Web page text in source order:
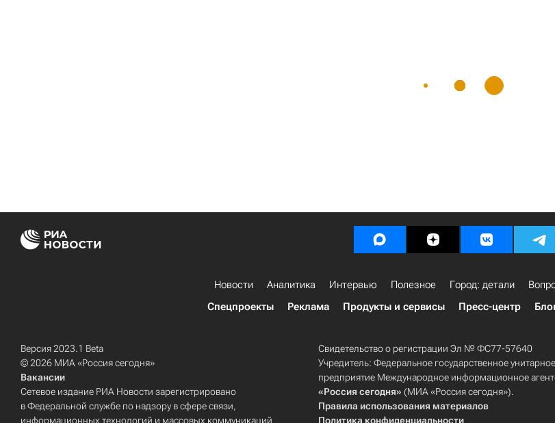
Новости Аналитика Интервью Полезное Город: детали
Спецпроекты
Реклама Продукты и сервисы Пресс-центр
Версия 2023.1 Beta
© 2026 МИА «Россия сегодня»
Вакансии
Сетевое издание РИА Новости зарегистрировано
в Федеральной службе по надзору в сфере связи,
информационных технологий и массовых коммуникаций
Свидетельство о регистрации Эл № ФС77-57640
Учредитель: Федеральное государственное унитарное
предприятие Международное информационное
«Россия сегодня» (МИА «Россия сегодня»).
Правила использования материалов
Политика конфиденциальности